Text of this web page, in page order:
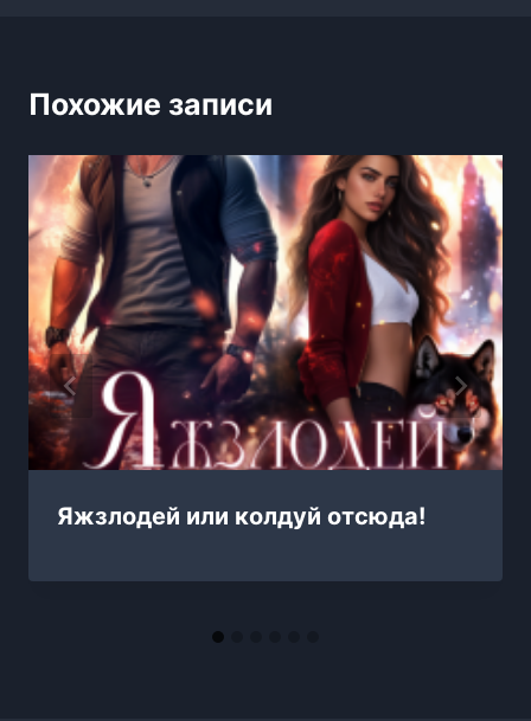
Похожие записи
Яжзлодей или колдуй отсюда!